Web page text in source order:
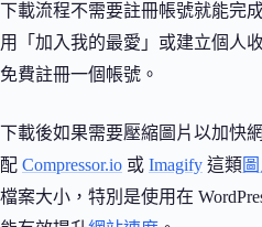
下載流程不需要註冊帳號就能完
用「加入我的最愛」或建立個人
免費註冊一個帳號。
下載後如果需要壓縮圖片以加快
配 Compressor.io 或 Imagify 這類
檔案大小，特別是使用在